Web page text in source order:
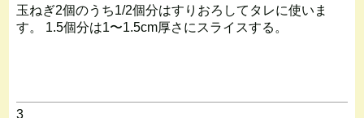
玉ねぎ2個のうち1/2個分はすりおろしてタレに使いま
す。 1.5個分は1〜1.5cm厚さにスライスする。
3